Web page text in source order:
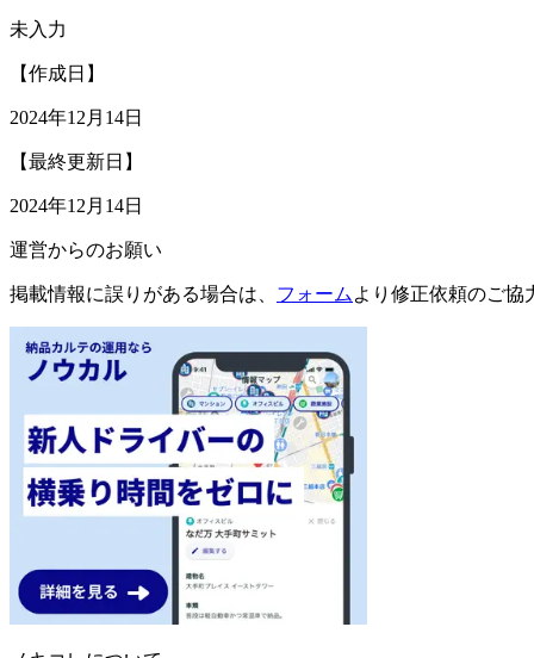
未入力
【作成日】
2024年12月14日
【最終更新日】
2024年12月14日
運営からのお願い
掲載情報に誤りがある場合は、 フォーム より修正依頼のご協